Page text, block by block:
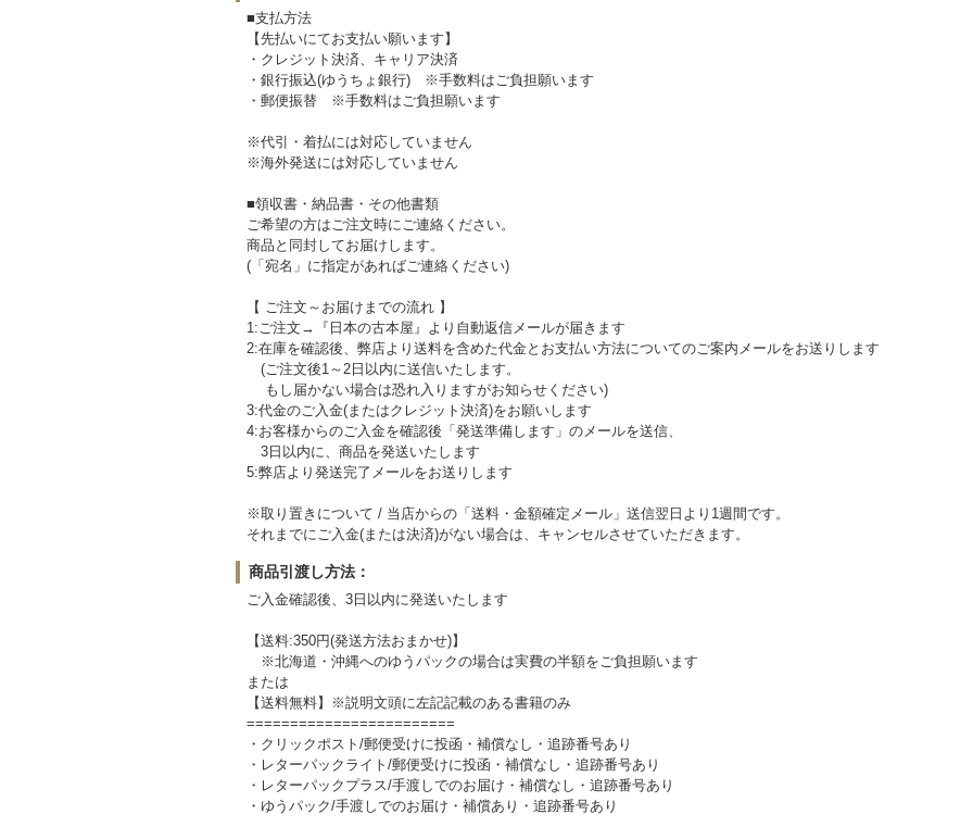
■支払方法
【先払いにてお支払い願います】
・クレジット決済、キャリア決済
・銀行振込(ゆうちょ銀行) ※手数料はご負担願います
・郵便振替 ※手数料はご負担願います
※代引・着払には対応していません
※海外発送には対応していません
■領収書・納品書・その他書類
ご希望の方はご注文時にご連絡ください。
商品と同封してお届けします。
(「宛名」に指定があればご連絡ください)
【 ご注文～お届けまでの流れ 】
1:ご注文→『日本の古本屋』より自動返信メールが届きます
2:在庫を確認後、弊店より送料を含めた代金とお支払い方法についてのご案内メールをお送りします
(ご注文後1～2日以内に送信いたします。
もし届かない場合は恐れ入りますがお知らせください)
3:代金のご入金(またはクレジット決済)をお願いします
4:お客様からのご入金を確認後「発送準備します」のメールを送信、
3日以内に、商品を発送いたします
5:弊店より発送完了メールをお送りします
※取り置きについて / 当店からの「送料・金額確定メール」送信翌日より1週間です。
それまでにご入金(または決済)がない場合は、キャンセルさせていただきます。
商品引渡し方法：
ご入金確認後、3日以内に発送いたします
【送料:350円(発送方法おまかせ)】
※北海道・沖縄へのゆうパックの場合は実費の半額をご負担願います
または
【送料無料】※説明文頭に左記記載のある書籍のみ
========================
・クリックポスト/郵便受けに投函・補償なし・追跡番号あり
・レターパックライト/郵便受けに投函・補償なし・追跡番号あり
・レターパックプラス/手渡しでのお届け・補償なし・追跡番号あり
・ゆうパック/手渡しでのお届け・補償あり・追跡番号あり